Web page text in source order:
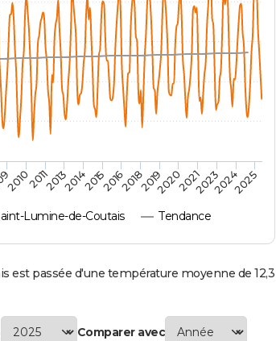
Lumine-de-Coutais Tendance
2014
201020112013 201520162018201920202021202320242025
est passée d'une température moyenne de 12,3
Comparer avec